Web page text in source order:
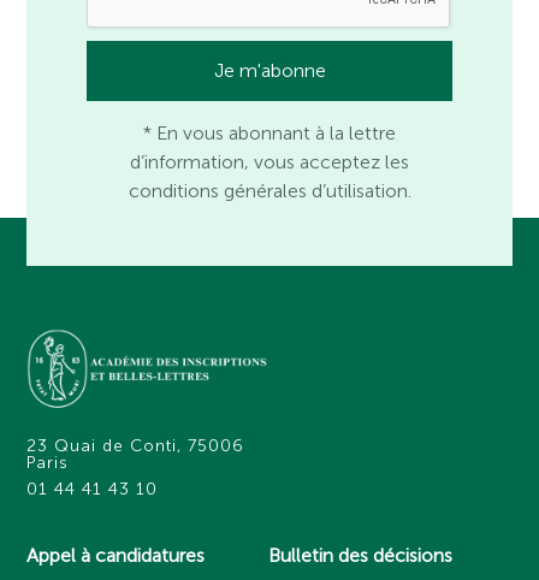
* En vous abonnant à la lettre
d’information, vous acceptez les
conditions générales d’utilisation.
23 Quai de Conti, 75006
Paris
01 44 41 43 10
Appel à candidatures Bulletin des décisions